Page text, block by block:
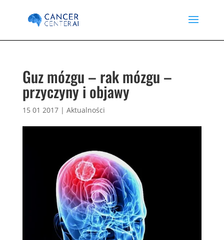
Guz mózgu – rak mózgu –
przyczyny i objawy
15 01 2017| Aktualności